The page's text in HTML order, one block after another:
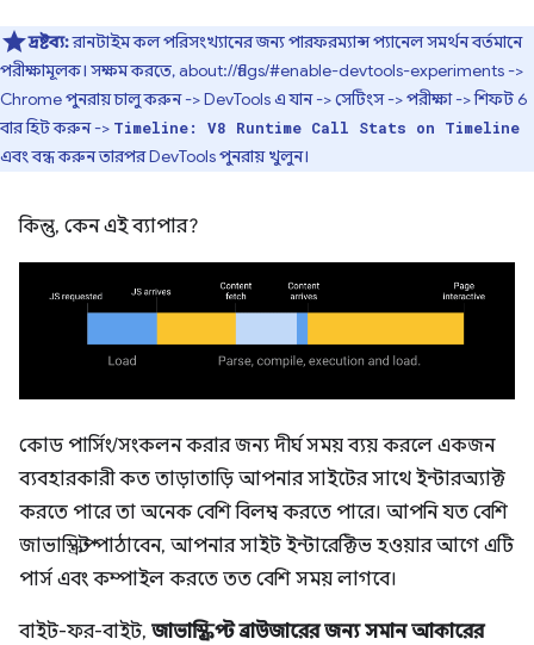
দ্রষ্টব্য:রানটাইম কল পরিসংখ্যানের জন্য পারফরম্যান্স প্যানেল সমর্থন বর্তমানে
পরীক্ষামূলক। সক্ষম করতে, about://flags/#enable-devtools-experiments ->
Chrome পুনরায় চালু করুন -> DevTools এ যান -> সেটিংস -> পরীক্ষা -> শিফট 6
বার হিট করুন -> Timeline: V8 Runtime Call Stats on Timeline
এবং বন্ধ করুন তারপর DevTools পুনরায় খুলুন।
কিন্তু, কেন এই ব্যাপার?
কোড পার্সিং/সংকলন করার জন্য দীর্ঘ সময় ব্যয় করলে একজন
ব্যবহারকারী কত তাড়াতাড়ি আপনার সাইটের সাথে ইন্টারঅ্যাক্ট
করতে পারে তা অনেক বেশি বিলম্ব করতে পারে। আপনি যত বেশি
জাভাস্ক্রিপ্ট পাঠাবেন, আপনার সাইট ইন্টারেক্টিভ হওয়ার আগে এটি
পার্স এবং কম্পাইল করতে তত বেশি সময় লাগবে।
বাইট-ফর-বাইট, জাভাস্ক্রিপ্ট ব্রাউজারের জন্য সমান আকারের